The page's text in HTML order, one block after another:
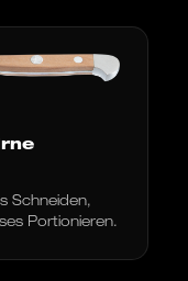
Schneiden,
Portionieren.